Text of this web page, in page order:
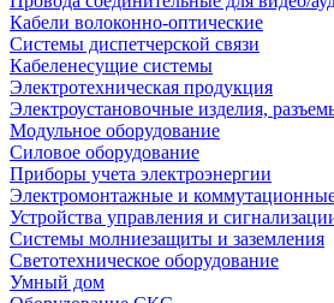
Кабели волоконно-оптические
Системы диспетчерской связи
Кабеленесущие системы
Электротехническая продукция
Электроустановочные изделия,
Модульное оборудование
Силовое оборудование
Приборы учета электроэнергии
Электромонтажные и
Устройства управления и
Системы молниезащиты и заземления
Светотехническое оборудование
Умный дом